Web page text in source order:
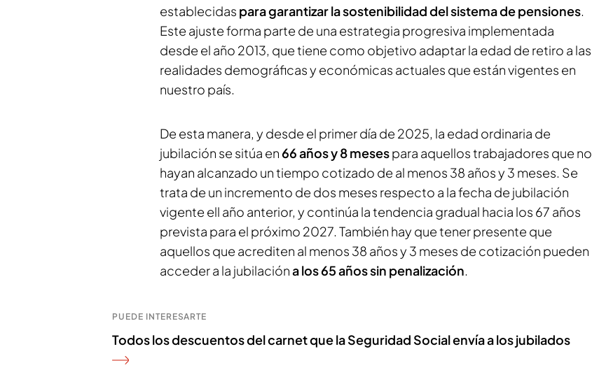
establecidas para garantizar la sostenibilidad del sistema de pensiones.
Este ajuste forma parte de una estrategia progresiva implementada
desde el año 2013, que tiene como objetivo adaptar la edad de retiro a las
realidades demográficas y económicas actuales que están vigentes en
nuestro país.
De esta manera, y desde el primer día de 2025, la edad ordinaria de
jubilación se sitúa en 66 años y 8 mesespara aquellos trabajadores que no
hayan alcanzado un tiempo cotizado de al menos 38 años y 3 meses. Se
trata de un incremento de dos meses respecto a la fecha de jubilación
vigente ell año anterior, y continúa la tendencia gradual hacia los 67 años
prevista para el próximo 2027. También hay que tener presente que
aquellos que acrediten al menos 38 años y 3 meses de cotización pueden
acceder a la jubilacióna los 65 años sin penalización.
PUEDE INTERESARTE
Todos los descuentos del carnet que la Seguridad Social envía a los jubilados